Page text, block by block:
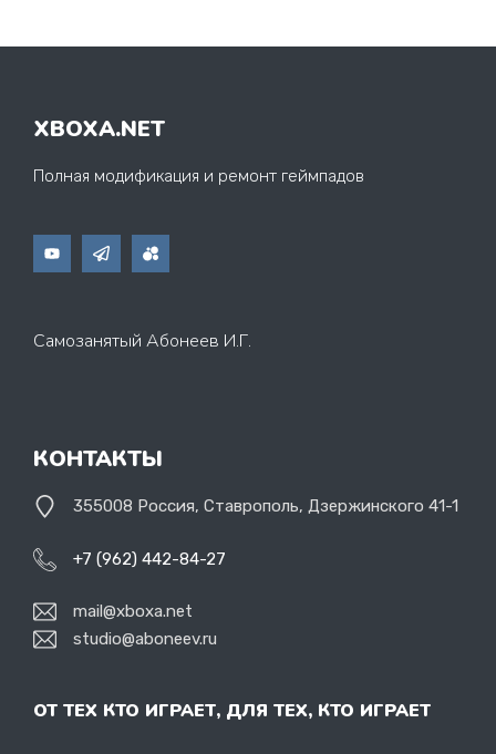
XBOXA.NET
Полная модификация и ремонт геймпадов
Самозанятый Абонеев И.Г.
КОНТАКТЫ
355008 Россия, Ставрополь, Дзержинского 41-1
+7 (962) 442-84-27
mail@xboxa.net
studio@aboneev.ru
ОТ ТЕХ КТО ИГРАЕТ, ДЛЯ ТЕХ, КТО ИГРАЕТ